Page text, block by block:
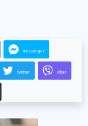
messenger
twitter viber